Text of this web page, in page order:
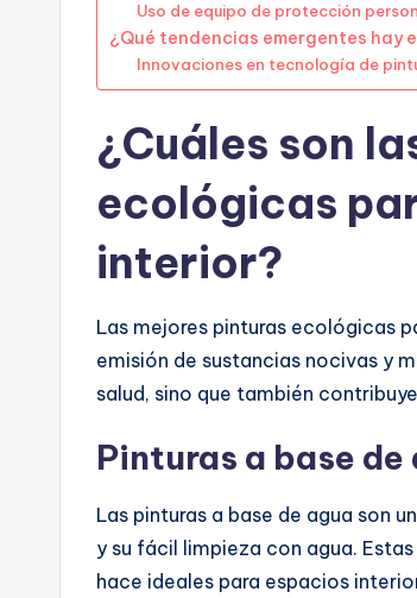
Uso de equipo de protección
¿Qué tendencias emergentes hay
Innovaciones en tecnología de
¿Cuáles son
ecológicas
interior?
Las mejores pinturas ecológicas
emisión de sustancias nocivas y
salud, sino que también
Pinturas a base de
Las pinturas a base de agua son
y su fácil limpieza con agua.
hace ideales para espacios